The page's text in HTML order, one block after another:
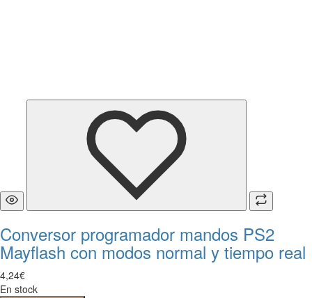
Conversor programador mandos PS2
Mayflash con modos normal y tiempo real
4,24€
En stock